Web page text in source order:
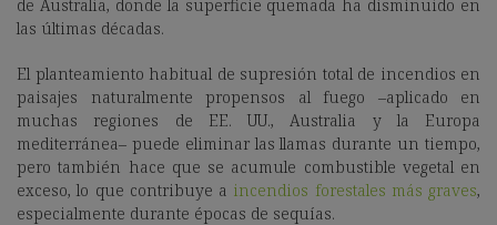
de Australia, donde la superficie quemada ha disminuido en
las últimas décadas.
El planteamiento habitual de supresión total de incendios en
paisajes naturalmente propensos al fuego –aplicado en
muchas regiones de EE. UU., Australia y la Europa
mediterránea– puede eliminar las llamas durante un tiempo,
pero también hace que se acumule combustible vegetal en
exceso, lo que contribuye a incendios forestales más graves,
especialmente durante épocas de sequías.